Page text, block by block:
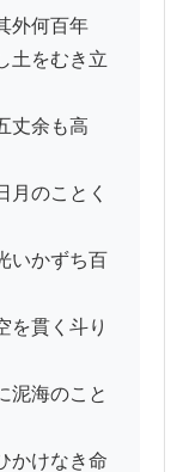
外何百年
土をむき立
丈余も高
のことく
いかずち百
を貫く斗り
泥海のこと
かけなき命